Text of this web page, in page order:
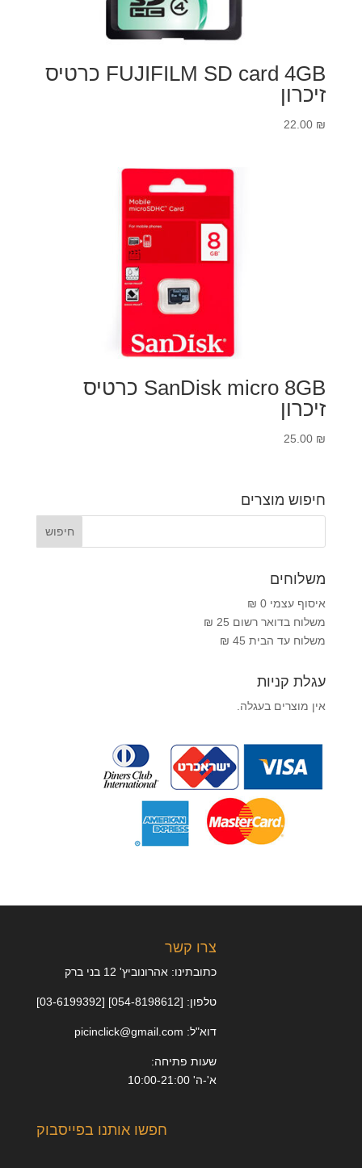
FUJIFILM SD card 4GB כרטיס
זיכרון
22.00 ₪
SanDisk micro 8GB כרטיס
זיכרון
25.00 ₪
חיפוש מוצרים
משלוחים
איסוף עצמי 0 ₪
משלוח בדואר רשום 25 ₪
משלוח עד הבית 45 ₪
עגלת קניות
אין מוצרים בעגלה.
צרו קשר
כתובתינו: אהרונוביץ' 12 בני ברק
טלפון: [054-8198612] [03-6199392]
דוא"ל: picinclick@gmail.com
שעות פתיחה:
א'-ה' 10:00-21:00
חפשו אותנו בפייסבוק